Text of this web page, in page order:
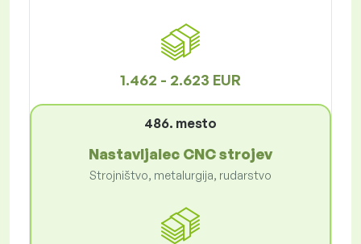
1.462 - 2.623 EUR
486. mesto
Nastavljalec CNC strojev
Strojništvo, metalurgija, rudarstvo